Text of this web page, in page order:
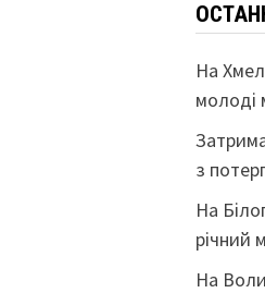
На
молоді
з
На
річний
На